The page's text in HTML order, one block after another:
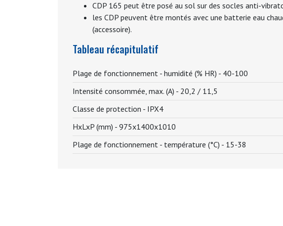
CDP 165 peut être posé au sol sur des socles anti-
les CDP peuvent être montés avec une batterie eau
(accessoire).
Tableau récapitulatif
Plage de fonctionnement - humidité (% HR) - 40-100
Intensité consommée, max. (A) - 20,2 / 11,5
Classe de protection - IPX4
HxLxP (mm) - 975x1400x1010
Plage de fonctionnement - température (°C) - 15-38